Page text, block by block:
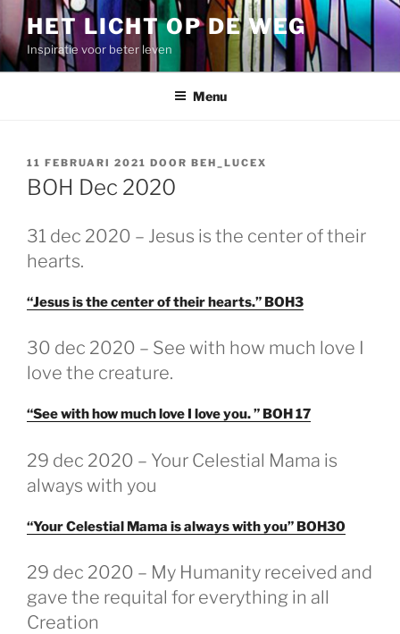
Spring
naar
de
inhoud
HET LICHT OP DE WEG
Inspiratie voor beter leven
Menu
GEPLAATST
OP
11 FEBRUARI 2021 DOOR BEH_LUCEX
BOH Dec 2020
GEPLAATST
OP
31 dec 2020 – Jesus is the center of their
hearts.
“Jesus is the center of their hearts.” BOH3
GEPLAATST
OP
30 dec 2020 – See with how much love I
love the creature.
“See with how much love I love you. ” BOH 17
GEPLAATST
OP
29 dec 2020 – Your Celestial Mama is
always with you
“Your Celestial Mama is always with you” BOH30
GEPLAATST
OP
29 dec 2020 – My Humanity received and
gave the requital for everything in all
Creation